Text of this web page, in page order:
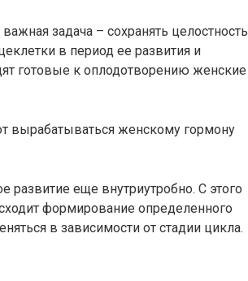
задача – сохранять целостность
в период ее развития и
готовые к оплодотворению женские
вырабатываться женскому гормону
развитие еще внутриутробно. С этого
формирование определенного
в зависимости от стадии цикла.